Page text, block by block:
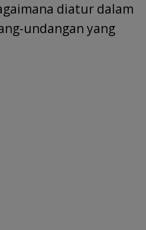
diatur dalam
undangan yang